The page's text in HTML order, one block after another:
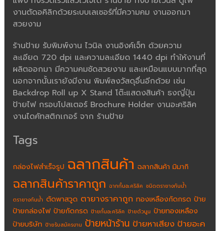
งานตัดอคิลิกด้วยระบบเลเซอร์ที่มีความคม งานออกมา
สวยงาม
ร้านป้าย รับพิมพ์งาน ไวนิล งานอิงค์เจ็ท ด้วยความ
ละเอียด 720 dpi และความละเอียด 1440 dpi ทำให้งานที่
ผลิตออกมา มีความคมชัดสวยงาม และเหมือนแบบมากที่สุด
นอกจากนั้นเรายังมีงาน พิมพ์ลงวัสดุอื่นอีกด้วย เช่น
Backdrop Roll up X Stand โต๊ะแสดงสินค้า ธงญี่ปุ่น
ป้ายไฟ กรอบโปสเตอร์ Brochure Holder งานอะคริลิค
งานไดคัทสติกเกอร์ จาก ร้านป้าย
Tags
กล่องไฟสำเร็จรูป ฉลากสินค้า ฉลากสินค้า มิมากิ
ฉลากสินค้าราคาถูก ฉากกั้นอะคริลิค ชนิดตรายางกันน้ำ
ตรายางกันน้ำ ตัดพาสวูด ตายางราคาถูก ทองเหลืองกัดกรด ป้าย
ป้ายกล่องไฟ ป้ายกัดกรด ป้ายกั้นอะคริลิค ป้ายตัวนูน ป้ายทองเหลือง
ป้ายบริษัท ป้ายรับสมัครงาน ป้ายหน้าร้าน ป้ายหาเสียง ป้ายอะค